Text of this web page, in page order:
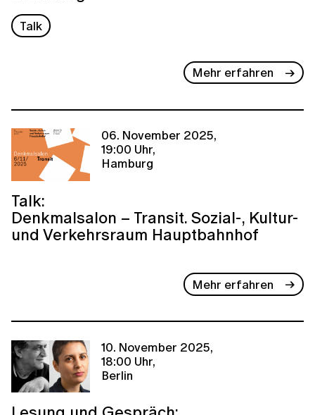
Talk
Mehr erfahren
06. November 2025,
19:00 Uhr,
Hamburg
Talk:
Denkmalsalon – Transit. Sozial-, Kultur-
und Verkehrsraum Hauptbahnhof
Mehr erfahren
10. November 2025,
18:00 Uhr,
Berlin